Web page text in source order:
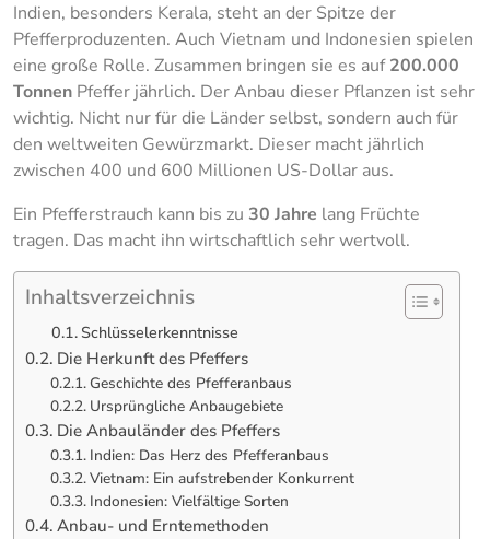
Indien, besonders Kerala, steht an der Spitze der
Pfefferproduzenten. Auch Vietnam und Indonesien spielen
eine große Rolle. Zusammen bringen sie es auf200.000
Tonnen Pfeffer jährlich. Der Anbau dieser Pflanzen ist sehr
wichtig. Nicht nur für die Länder selbst, sondern auch für
den weltweiten Gewürzmarkt. Dieser macht jährlich
zwischen 400 und 600 Millionen US-Dollar aus.
Ein Pfefferstrauch kann bis zu 30 Jahre lang Früchte
tragen. Das macht ihn wirtschaftlich sehr wertvoll.
Inhaltsverzeichnis
Schlüsselerkenntnisse
Die Herkunft des Pfeffers
Geschichte des Pfefferanbaus
Ursprüngliche Anbaugebiete
Die Anbauländer des Pfeffers
Indien: Das Herz des Pfefferanbaus
Vietnam: Ein aufstrebender Konkurrent
Indonesien: Vielfältige Sorten
Anbau- und Erntemethoden